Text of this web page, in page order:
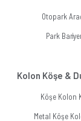
Otopark
Park
Kolon Köşe &
Köşe Kolon
Metal Köşe